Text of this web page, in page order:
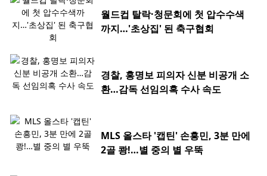
월드컵 탈락·청문회에 첫 압수수색
까지…'초상집' 된 축구협회
경찰, 홍명보 피의자 신분 비공개 소
환…감독 선임의혹 수사 속도
MLS 올스타 '캡틴' 손흥민, 3분 만에
2골 쾅!…별 중의 별 우뚝